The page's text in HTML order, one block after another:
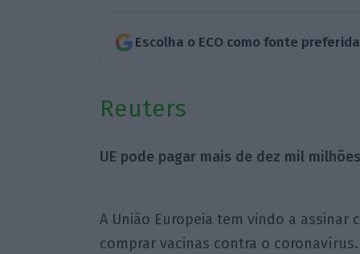
Escolha o ECO como fonte
Reuters
UE pode pagar mais de dez mil
A União Europeia tem vindo a
comprar vacinas contra o